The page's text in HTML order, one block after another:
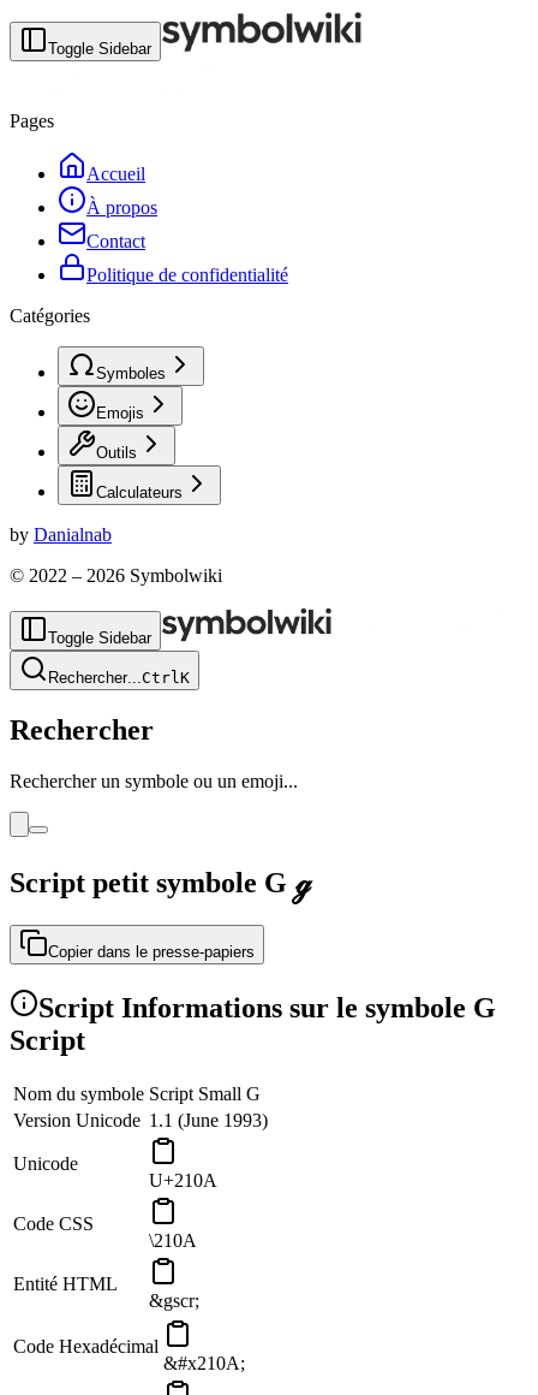
Toggle Sidebar
Pages
Accueil
À propos
Contact
Politique de confidentialité
Catégories
Symboles
Emojis
Outils
Calculateurs
by Danialnab
© 2022 – 2026 Symbolwiki
Toggle Sidebar
Rechercher...CtrlK
Rechercher
Rechercher un symbole ou un emoji...
Script petit symbole G ℊ
Copier dans le presse-papiers
Script Informations sur le symbole G
Script
Nom du symbole Script Small G
Version Unicode 1.1 (June 1993)
Unicode
U+210A
Code CSS
\210A
Entité HTML
&gscr;
Code Hexadécimal
&#x210A;